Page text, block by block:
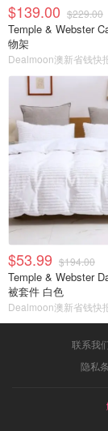
$139.00 $229.00
Temple & Webster
物架
Dealmoon澳新省钱快
$53.99 $194.00
Temple & Webster
被套件 白色
Dealmoon澳新省钱快
联系我
隐私